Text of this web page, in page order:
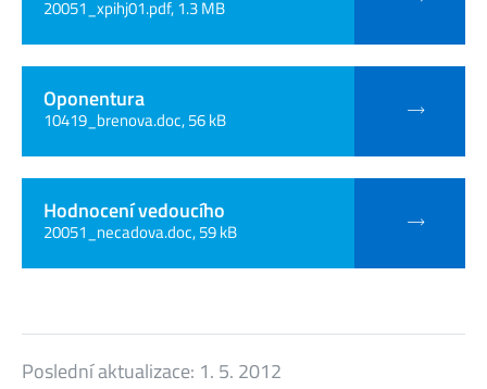
20051_xpihj01.pdf, 1.3 MB
Oponentura
10419_brenova.doc, 56 kB
Hodnocení vedoucího
20051_necadova.doc, 59 kB
Poslední aktualizace: 1. 5. 2012